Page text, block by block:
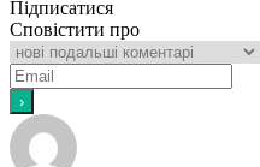
Підписатися
Сповістити про